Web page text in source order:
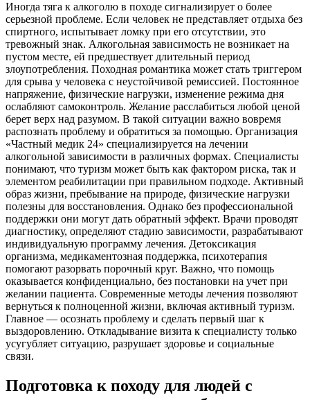
Иногда тяга к алкоголю в походе сигнализирует о более
серьезной проблеме. Если человек не представляет отдыха без
спиртного, испытывает ломку при его отсутствии, это
тревожный знак. Алкогольная зависимость не возникает на
пустом месте, ей предшествует длительный период
злоупотребления. Походная романтика может стать триггером
для срыва у человека с неустойчивой ремиссией. Постоянное
напряжение, физические нагрузки, изменение режима дня
ослабляют самоконтроль. Желание расслабиться любой ценой
берет верх над разумом. В такой ситуации важно вовремя
распознать проблему и обратиться за помощью. Организация
«Частный медик 24» специализируется на лечении
алкогольной зависимости в различных формах. Специалисты
понимают, что туризм может быть как фактором риска, так и
элементом реабилитации при правильном подходе. Активный
образ жизни, пребывание на природе, физические нагрузки
полезны для восстановления. Однако без профессиональной
поддержки они могут дать обратный эффект. Врачи проводят
диагностику, определяют стадию зависимости, разрабатывают
индивидуальную программу лечения. Детоксикация
организма, медикаментозная поддержка, психотерапия
помогают разорвать порочный круг. Важно, что помощь
оказывается конфиденциально, без постановки на учет при
желании пациента. Современные методы лечения позволяют
вернуться к полноценной жизни, включая активный туризм.
Главное — осознать проблему и сделать первый шаг к
выздоровлению. Откладывание визита к специалисту только
усугубляет ситуацию, разрушает здоровье и социальные
связи.
Подготовка к походу для людей с